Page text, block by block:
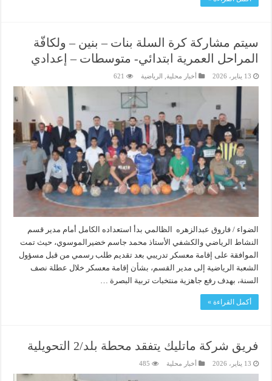
سيتم مشاركة كرة السلة بنات – بنين – ولكافّة
المراحل العمرية ابتدائي- متوسطات – إعدادي
13 يناير، 2026 أخبار محلية, الرياضية 621
الضواء / فاروق عبدالزهره الظالمي بدأ استعداده الكامل أمام مدير قسم
النشاط الرياضي والكشفي الأستاذ محمد جاسم خضيرالموسوي، حيث تمت
الموافقة على إقامة معسكر تدريبي بعد تقديم طلب رسمي من قبل مسؤول
الشعبة الرياضية إلى مدير القسم، بشأن إقامة معسكر خلال عطلة نصف
السنة، بهدف رفع جاهزية منتخبات تربية البصرة …
أكمل القراءة »
فريق شركة ماتليك يتفقد محطة بلد/2 التحويلية
13 يناير، 2026 أخبار محلية 485